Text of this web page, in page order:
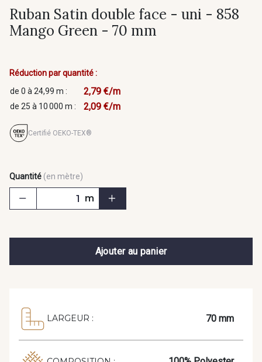
Ruban Satin double face - uni - 858
Mango Green - 70 mm
Réduction par quantité :
de 0 à 24,99 m :
2,79 €/m
de 25 à 10 000 m : 2,09 €/m
Certifié OEKO-TEX®
Quantité (en mètre)
m
Ajouter au panier
LARGEUR : 70 mm